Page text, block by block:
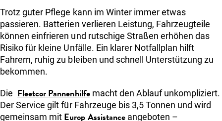
Trotz guter Pflege kann im Winter immer etwas
passieren. Batterien verlieren Leistung, Fahrzeugteile
können einfrieren und rutschige Straßen erhöhen das
Risiko für kleine Unfälle. Ein klarer Notfallplan hilft
Fahrern, ruhig zu bleiben und schnell Unterstützung zu
bekommen.
Die Fleetcor Pannenhilfemacht den Ablauf unkompliziert.
Der Service gilt für Fahrzeuge bis 3,5 Tonnen und wird
gemeinsam mit Europ Assistanceangeboten –